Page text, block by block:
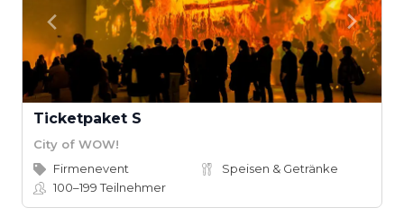
Ticketpaket S
City of WOW!
Firmenevent
Speisen & Getränke
100–199Teilnehmer